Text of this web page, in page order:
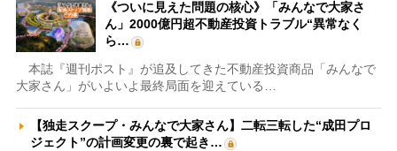
《ついに見えた問題の核心》「みんなで大家さ
ん」2000億円超不動産投資トラブル“異常なく
ら…
本誌『週刊ポスト』が追及してきた不動産投資商品「みんなで
大家さん」がいよいよ最終局面を迎えている…
【独走スクープ・みんなで大家さん】二転三転した“成田プロ
ジェクト”の計画変更の裏で起き…